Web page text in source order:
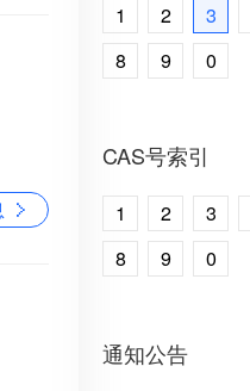
1 2 3
8
9 0
CAS号索引
1 2 3
8
9 0
通知公告